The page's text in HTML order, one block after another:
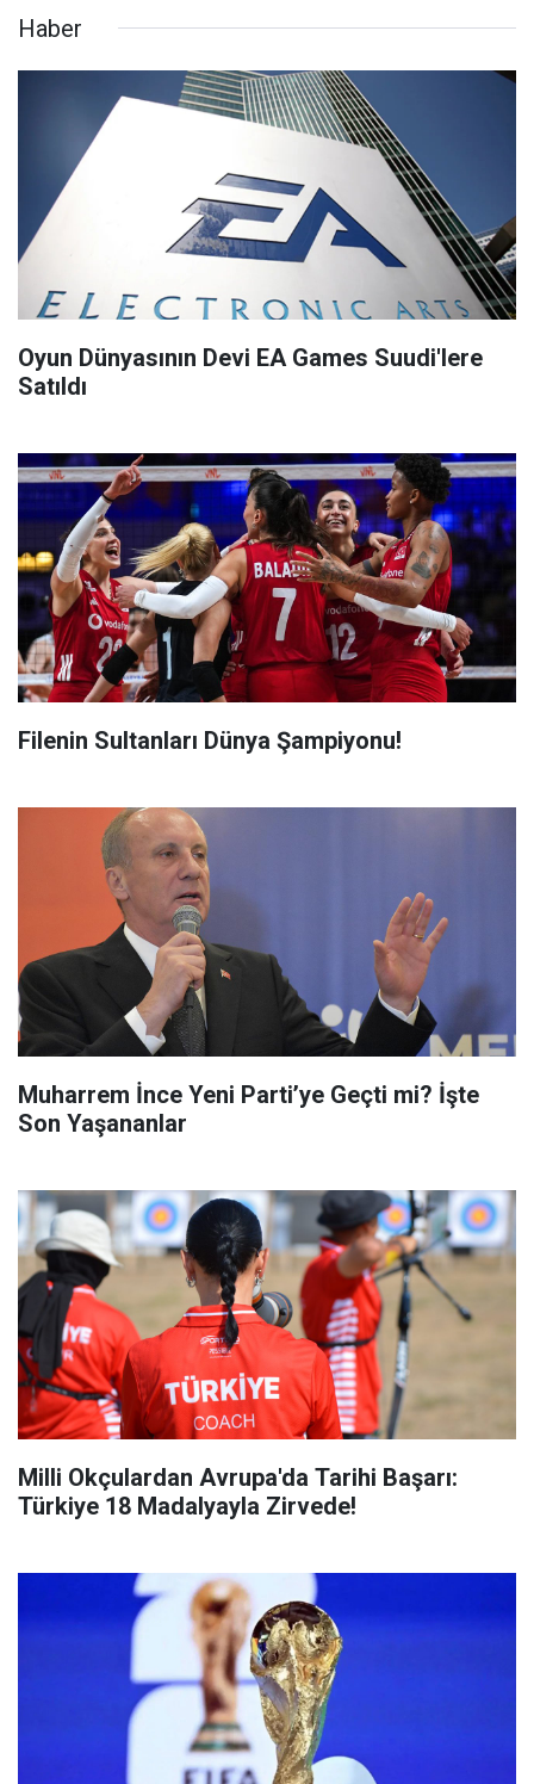
Haber
Oyun Dünyasının Devi EA Games Suudi'lere
Satıldı
Filenin Sultanları Dünya Şampiyonu!
Muharrem İnce Yeni Parti’ye Geçti mi? İşte
Son Yaşananlar
Milli Okçulardan Avrupa'da Tarihi Başarı:
Türkiye 18 Madalyayla Zirvede!